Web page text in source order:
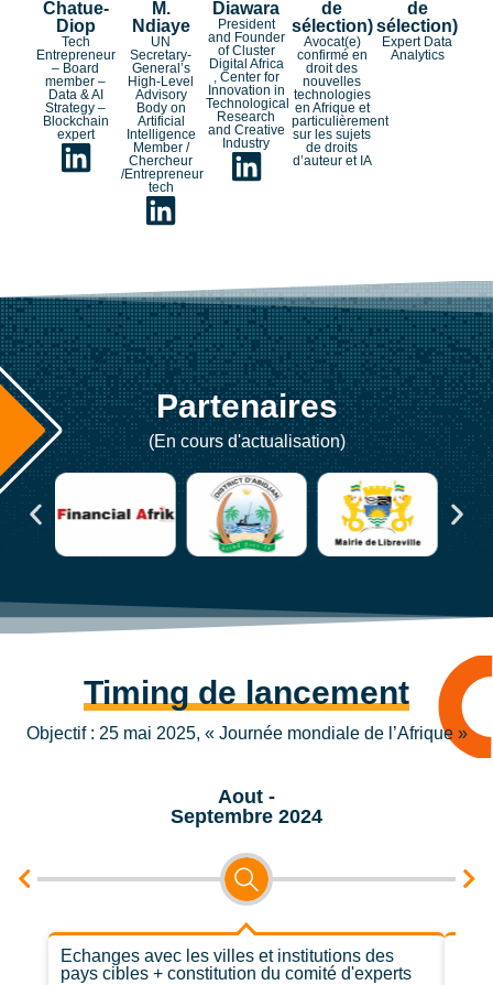
Chatue-
Diop
Tech
Entrepreneur
– Board
member –
Data & AI
Strategy –
Blockchain
expert
M.
Ndiaye
UN
Secretary-
General’s
High-Level
Advisory
Body on
Artificial
Intelligence
Member /
Chercheur
/Entrepreneur
tech
Diawara
President
and Founder
of Cluster
Digital Africa
, Center for
Innovation in
Technological
Research
and Creative
Industry
de
sélection)
Avocat(e)
confirmé en
droit des
nouvelles
technologies
en Afrique et
particulièrement
sur les sujets
de droits
d’auteur et IA
de
sélection)
Expert Data
Analytics
Partenaires
(En cours d'actualisation)
Timing de lancement
Objectif : 25 mai 2025, « Journée mondiale de l’Afrique »
Aout -
Septembre 2024
Echanges avec les villes et institutions des
pays cibles + constitution du comité d'experts